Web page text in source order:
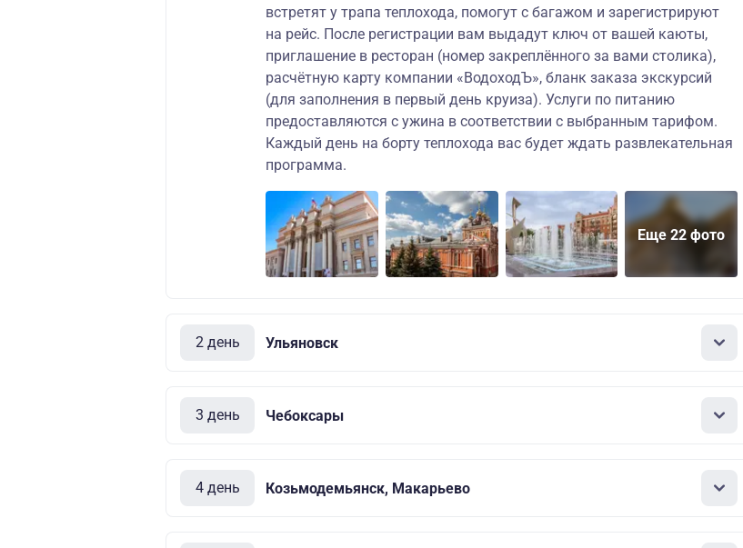
встретят у трапа теплохода, помогут с багажом и зарегистрируют
на рейс. После регистрации вам выдадут ключ от вашей каюты,
приглашение в ресторан (номер закреплённого за вами столика),
расчётную карту компании «ВодоходЪ», бланк заказа экскурсий
(для заполнения в первый день круиза). Услуги по питанию
предоставляются с ужина в соответствии с выбранным тарифом.
Каждый день на борту теплохода вас будет ждать развлекательная
программа.
Еще 22 фото
2 день Ульяновск
3 день Чебоксары
4 день Козьмодемьянск, Макарьево